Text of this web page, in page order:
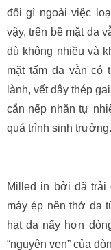
đổi gì ngoài việc
vậy, trên bề mặt da
dù không nhiều và
mặt tấm da vẫn có
lành, vết dây thép
cắn nếp nhăn tự
quá trình sinh trưởng.
Milled in bởi đã trải
máy ép nên thớ da
hạt da nẩy hơn
“nguyên vẹn” của